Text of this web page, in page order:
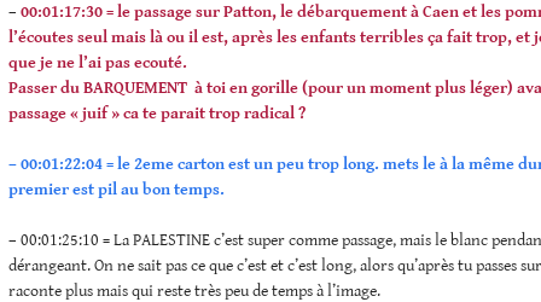
– 00:01:17:30 = le passage sur Patton, le débarquement à Caen et les
l’écoutes seul mais là ou il est, après les enfants terribles ça fait trop, et
que je ne l’ai pas ecouté.
Passer du BARQUEMENT à toi en gorille (pour un moment plus léger)
passage « juif » ca te parait trop radical ?
– 00:01:22:04 = le 2eme carton est un peu trop long. mets le à la même
premier est pil au bon temps.
– 00:01:25:10 = La PALESTINE c’est super comme passage, mais le blanc
dérangeant. On ne sait pas ce que c’est et c’est long, alors qu’après tu passes
raconte plus mais qui reste très peu de temps à l’image.